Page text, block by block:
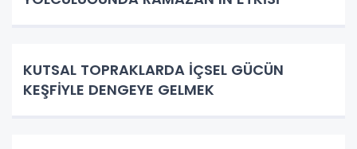
KUTSAL TOPRAKLARDA İÇSEL GÜCÜN
KEŞFİYLE DENGEYE GELMEK